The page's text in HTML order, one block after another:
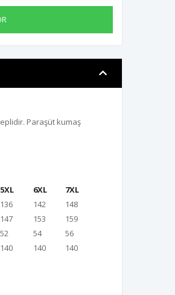
Paraşüt kumaş
5XL 6XL
7XL
136 142
148
147 153
159
52 54
56
140 140 140